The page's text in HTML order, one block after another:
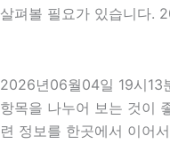
살펴볼 필요가 있습니다.
2026년06월04일 19시13
항목을 나누어 보는 것이
련 정보를 한곳에서 이어